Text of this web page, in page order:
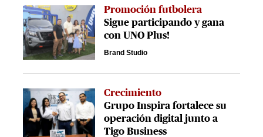
Promoción futbolera
Sigue participando y gana
con UNO Plus!
Brand Studio
Crecimiento
Grupo Inspira fortalece su
operación digital junto a
Tigo Business